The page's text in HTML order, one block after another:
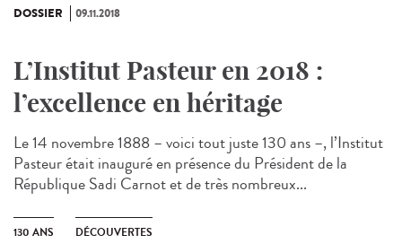
DOSSIER 09.11.2018
L’Institut Pasteur en 2018 :
l’excellence en héritage
Le 14 novembre 1888 – voici tout juste 130 ans –, l’Institut
Pasteur était inauguré en présence du Président de la
République Sadi Carnot et de très nombreux...
130 ANS DÉCOUVERTES